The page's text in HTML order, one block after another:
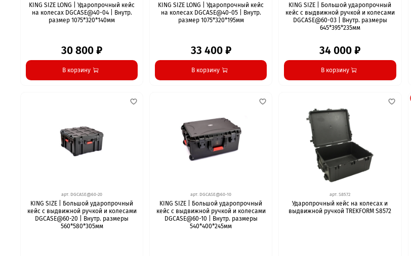
KING SIZE LONG | Ударопрочный кейс
на колесах DGCASE@40-04 | Внутр.
размер 1075*320*140мм
30 800 ₽
В корзину
KING SIZE LONG | Ударопрочный кейс
на колесах DGCASE@40-05 | Внутр.
размер 1075*320*195мм
33 400 ₽
В корзину
KING SIZE | Большой ударопрочный
кейс с выдвижной ручкой и колесами
DGCASE@60-03 | Внутр. размеры
645*395*235мм
34 000 ₽
В корзину
арт. DGCASE@60-20
KING SIZE | Большой ударопрочный
кейс с выдвижной ручкой и колесами
DGCASE@60-20 | Внутр. размеры
560*580*305мм
арт. DGCASE@60-10
KING SIZE | Большой ударопрочный
кейс с выдвижной ручкой и колесами
DGCASE@60-10 | Внутр. размеры
540*400*245мм
арт.S8572
Ударопрочный кейс на колесах и
выдвижной ручкой TREKFORM S8572